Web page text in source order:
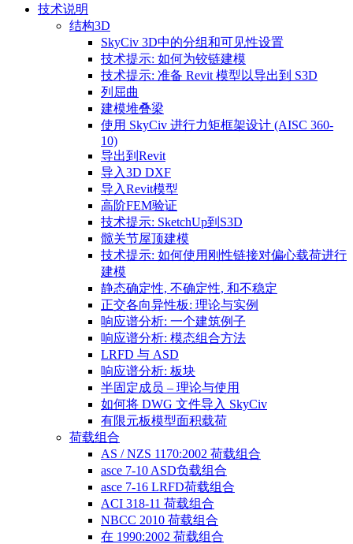
技术说明
结构3D
SkyCiv 3D中的分组和可见性设置
技术提示: 如何为铰链建模
技术提示: 准备 Revit 模型以导出到 S3D
列屈曲
建模堆叠梁
使用 SkyCiv 进行力矩框架设计 (AISC 360-
10)
导出到Revit
导入3D DXF
导入Revit模型
高阶FEM验证
技术提示: SketchUp到S3D
髋关节屋顶建模
技术提示: 如何使用刚性链接对偏心载荷进行
建模
静态确定性, 不确定性, 和不稳定
正交各向异性板: 理论与实例
响应谱分析: 一个建筑例子
响应谱分析: 模态组合方法
LRFD 与 ASD
响应谱分析: 板块
半固定成员 – 理论与使用
如何将 DWG 文件导入 SkyCiv
有限元板模型面积载荷
荷载组合
AS / NZS 1170:2002 荷载组合
asce 7-10 ASD负载组合
asce 7-16 LRFD荷载组合
ACI 318-11 荷载组合
NBCC 2010 荷载组合
在 1990:2002 荷载组合